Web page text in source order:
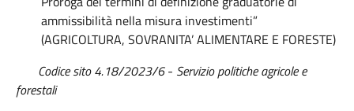
ammissibilità nella misura investimenti”
(AGRICOLTURA, SOVRANITA’ ALIMENTARE E FORESTE)
Codice sito 4.18/2023/6- Servizio politiche agricole e
forestali